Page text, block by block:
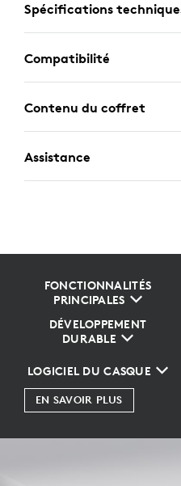
Spécifications
Compatibilité
Contenu du coffret
Assistance
FONCTIONNALITÉS
PRINCIPALES
DÉVELOPPEMENT
DURABLE
LOGICIEL DU CASQUE
EN SAVOIR PLUS